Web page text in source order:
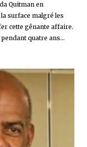
Quitman en
surface malgré les
cette gênante affaire.
quatre ans...